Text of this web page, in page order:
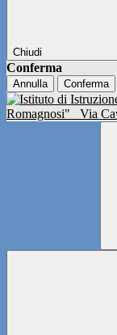
Chiudi
Conferma
Annulla Conferma
Romagnosi"
Via